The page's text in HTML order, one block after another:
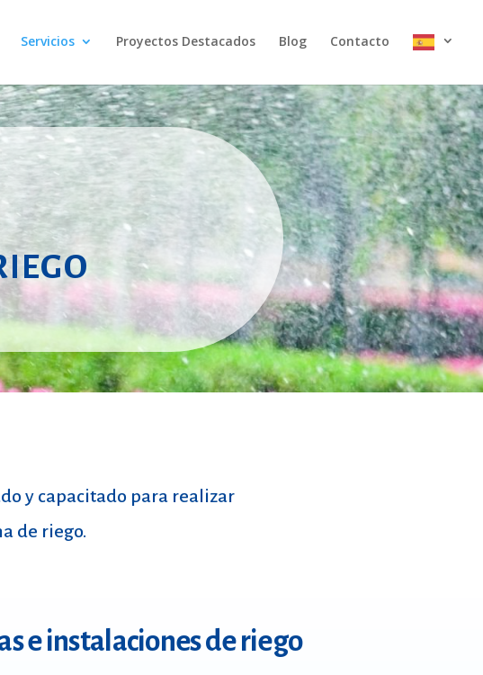
Servicios Proyectos Destacados Blog Contacto
y capacitado para realizar
de riego.
e instalaciones de riego